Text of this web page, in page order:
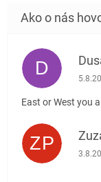
D
East or West you
ZP